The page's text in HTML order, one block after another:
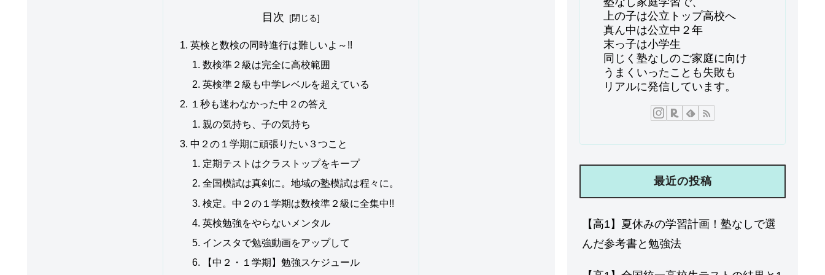
目次
英検と数検の同時進行は難しいよ～!!
数検準２級は完全に高校範囲
英検準２級も中学レベルを超えている
１秒も迷わなかった中２の答え
親の気持ち、子の気持ち
中２の１学期に頑張りたい３つこと
定期テストはクラストップをキープ
全国模試は真剣に。地域の塾模試は程々に。
検定。中２の１学期は数検準２級に全集中!!
英検勉強をやらないメンタル
インスタで勉強動画をアップして
【中２・１学期】勉強スケジュール
上の子は公立トップ高校へ
真ん中は公立中２年
末っ子は小学生
同じく塾なしのご家庭に向け
うまくいったことも失敗も
リアルに発信しています。
最近の投稿
【高1】夏休みの学習計画！塾なしで選
んだ参考書と勉強法